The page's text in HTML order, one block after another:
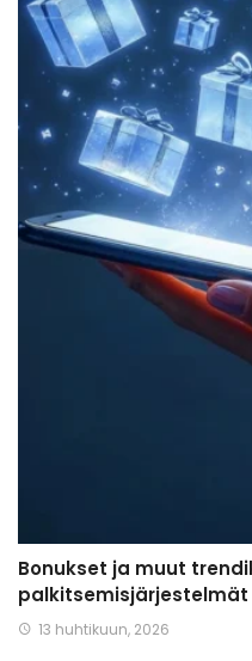
Bonukset ja muut
13 huhtikuun, 2026